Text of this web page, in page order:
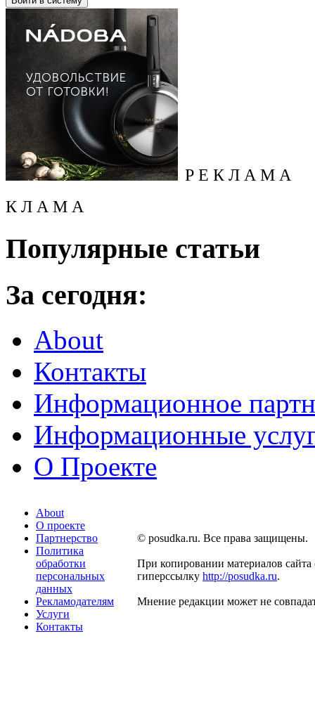
Р Е К Л А М А
К Л А М А
Популярные статьи
За сегодня:
About
Контакты
Информационное
Информационные
О Проекте
About
О проекте
Партнерство
Политика
обработки
персональных
данных
Рекламодателям
Услуги
Контакты
© posudka.ru. Все права защищены.
При копировании материалов сайта
гиперссылку http://posudka.ru.
Мнение редакции может не